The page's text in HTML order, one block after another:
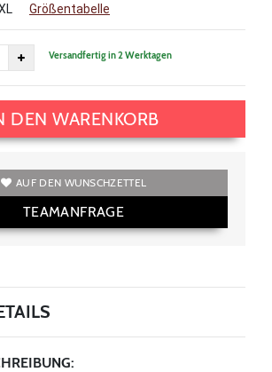
Größentabelle
Versandfertig in 2 Werktagen
DEN WARENKORB
AUF DEN WUNSCHZETTEL
TEAMANFRAGE